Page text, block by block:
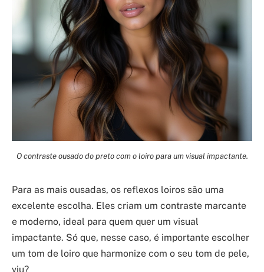
O contraste ousado do preto com o loiro para um visual impactante.
Para as mais ousadas, os reflexos loiros são uma
excelente escolha. Eles criam um contraste marcante
e moderno, ideal para quem quer um visual
impactante. Só que, nesse caso, é importante escolher
um tom de loiro que harmonize com o seu tom de pele,
viu?